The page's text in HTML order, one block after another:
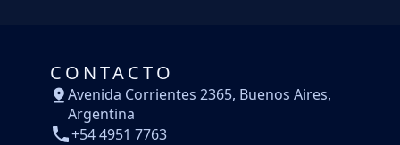
CONTACTO
Avenida Corrientes 2365, Buenos Aires,
Argentina
+54 4951 7763